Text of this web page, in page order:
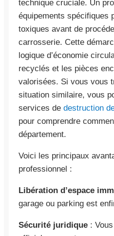
technique cruciale. Un
équipements spécifiques
toxiques avant de
carrosserie. Cette
logique d’économie
recyclés et les pièces
valorisées. Si vous vous
situation similaire, vous
services de destruction
pour comprendre
département.
Voici les principaux
professionnel :
Libération d’espace
garage ou parking est
Sécurité juridique :